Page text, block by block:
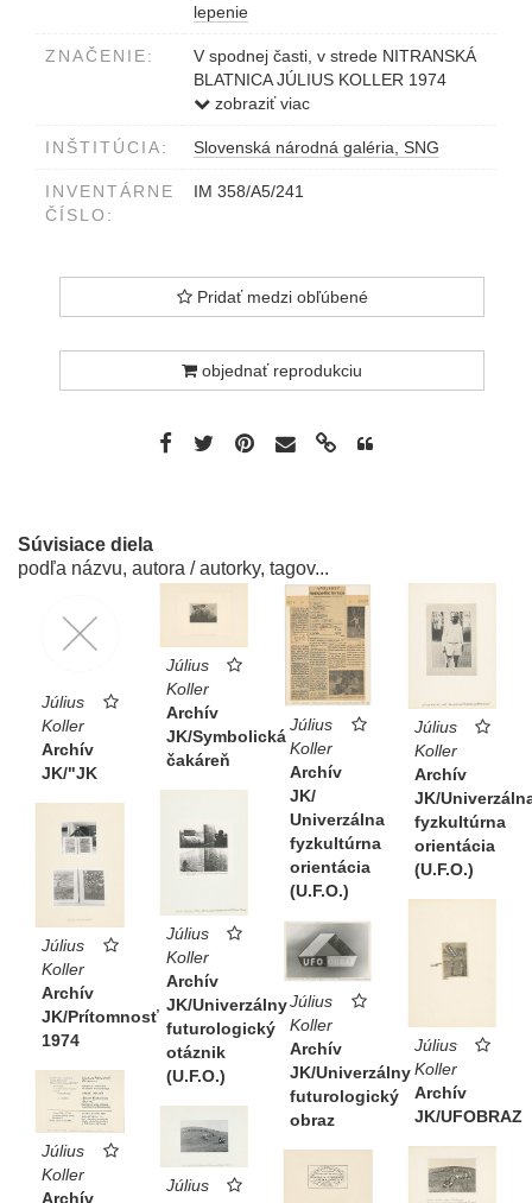
lepenie
ZNAČENIE:
V spodnej časti, v strede NITRANSKÁ
BLATNICA JÚLIUS KOLLER 1974
UNIVERZÁLNA
OPERÁCIA/OBRANA (U.F.O.)
zobraziť viac
INŠTITÚCIA: Slovenská národná galéria, SNG
INVENTÁRNE
ČÍSLO:
IM 358/A5/241
Pridať medzi obľúbené
objednať reprodukciu
Súvisiace diela
podľa názvu, autora / autorky, tagov...
Július
Koller
Archív
JK/"JK
Július
Koller
Archív
JK/Symbolická
čakáreň
Július
Koller
Archív
JK/
Univerzálna
fyzkultúrna
orientácia
(U.F.O.)
Július
Koller
Archív
JK/
fyzkultúrna
orientácia
(U.F.O.)
Július
Koller
Archív
JK/Univerzálny
futurologický
otáznik
(U.F.O.)
Július
Koller
Archív
JK/Prítomnosť
1974
Július
Koller
Archív
JK/UFOBRAZ
Július
Koller
Archív
JK/Univerzálny
futurologický
obraz
Július
Koller
Archív
Július